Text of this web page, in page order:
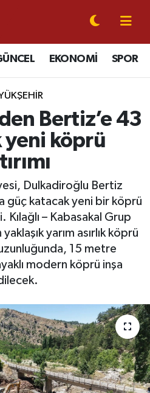
EKONOMİ SPOR
Bertiz’e 43
köprü
Dulkadiroğlu Bertiz
güç katacak yeni bir köprü
– Kabasakal Grup
yarım asırlık köprü
15 metre
modern köprü inşa
Eczaneler
Durumu
Vakitleri
Yoğunluk Haritası
ve Fikstür